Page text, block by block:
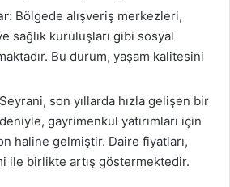
Bölgede alışveriş merkezleri,
sağlık kuruluşları gibi sosyal
Bu durum, yaşam kalitesini
Seyrani, son yıllarda hızla gelişen bir
gayrimenkul yatırımları için
haline gelmiştir. Daire fiyatları,
ile birlikte artış göstermektedir.